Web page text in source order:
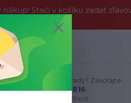
Stačí v košíku zadať
dnes!
Neviete si rady? Zavolajte.
0911 594 816
Po-Pia, 9-16hod